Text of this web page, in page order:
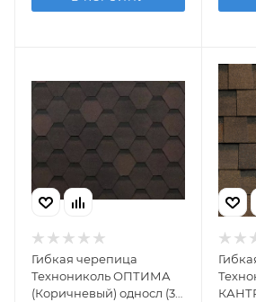
Гибкая черепица
Технониколь ОПТИМА
(Коричневый) односл (3